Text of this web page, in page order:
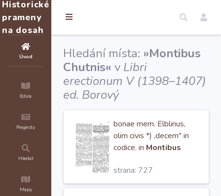
Historické
prameny
na dosah
Úvod
Edice
Regesty
Hledat
Mapy
Hledání místa: »Montibus
Chutnis« v Libri
erectionum V (1398–1407)
ed. Borový
bonae mem. Elblinus,
olim civis *) ,decem" in
codice. in Montibus
faciendo testamentum
decem sexg. grss. den.
strana: 727